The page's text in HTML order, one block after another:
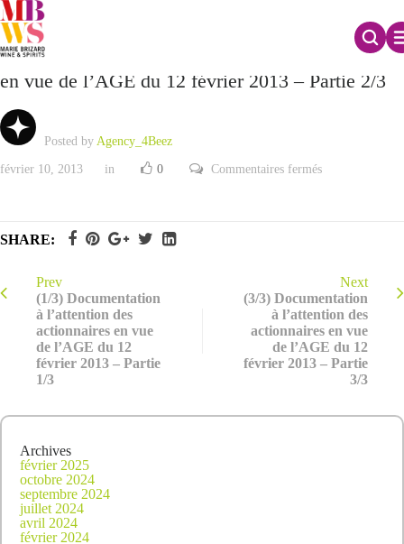
(2/3) Documentation à l’attention des actionnaires
en vue de l’AGE du 12 février 2013 – Partie 2/3
Posted by Agency_4Beez
février 10, 2013 in 0 Commentaires ferméssur
l’AGE
du
12
février
2013
–
Partie
SHARE:
Prev
(1/3) Documentation
à l’attention des
actionnaires en vue
de l’AGE du 12
février 2013 – Partie
1/3
Next
(3/3) Documentation
à l’attention des
actionnaires en vue
de l’AGE du 12
février 2013 – Partie
3/3
Archives
février 2025
octobre 2024
septembre 2024
juillet 2024
avril 2024
février 2024